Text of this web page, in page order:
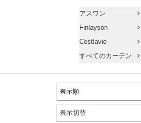
アスワン
Finlayson
Cestlavie
すべてのカーテン
表示順
表示切替